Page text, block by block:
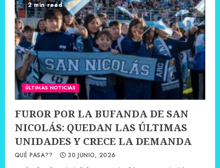
2 min read
ÚLTIMAS NOTICIAS
FUROR POR LA BUFANDA DE SAN
NICOLÁS: QUEDAN LAS ÚLTIMAS
UNIDADES Y CRECE LA DEMANDA
QUÉ PASA?? 30 JUNIO, 2026